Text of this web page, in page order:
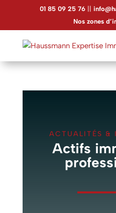
01 85 09 25 76||
Nos zones
ACTUALITÉS &
Actifs